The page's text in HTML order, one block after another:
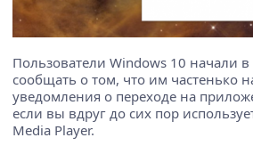
Пользователи Windows 10 начали
сообщать о том, что им частенько
уведомления о переходе на
если вы вдруг до сих пор
Media Player.